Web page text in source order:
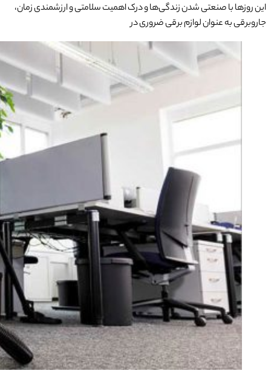
این روزها با صنعتی شدن زندگی‌ها و درک اهمیت سلامتی و ارزشمندی زمان،
جاروبرقی به عنوان لوازم برقی ضروری در